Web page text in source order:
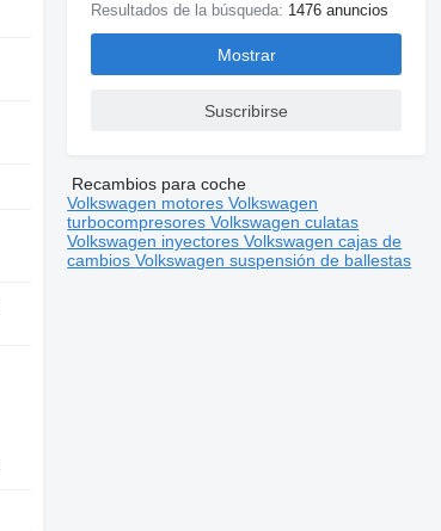
Resultados de la búsqueda: 1476 anuncios
Mostrar
Suscribirse
Recambios para coche
Volkswagen motoresVolkswagen
turbocompresoresVolkswagen culatas
Volkswagen inyectoresVolkswagen cajas de
cambiosVolkswagen suspensión de ballestas